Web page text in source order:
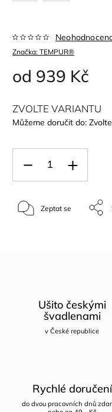
Značka: TEMPUR®
od 939 Kč
ZVOLTE VARIANTU
Můžeme doručit do:
Zeptat se
Ušito českými
švadlenami
v České republice
Rychlé doručení
do dvou pracovních dnů